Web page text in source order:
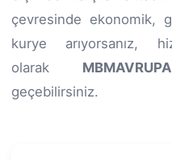
çevresinde ekonomik,
kurye arıyorsanız,
olarak
geçebilirsiniz.